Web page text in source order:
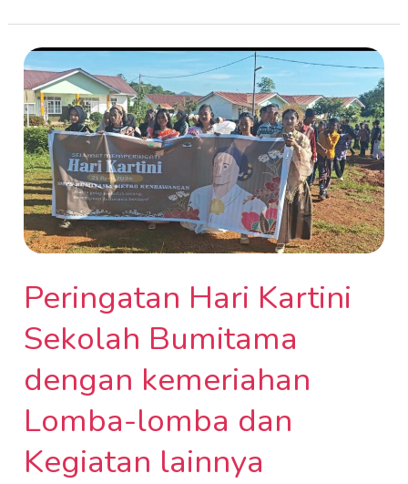
Peringatan Hari Kartini
Sekolah Bumitama
dengan kemeriahan
Lomba-lomba dan
Kegiatan lainnya
Peringatan
Hari
Kartini
Sekolah
Bumitama
dengan
kemeriahan
Lomba-
dan
Kegiatan
lainnya